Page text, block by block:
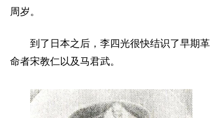
周岁。
到了日本之后，李四光很快结识了早期革
命者宋教仁以及马君武。